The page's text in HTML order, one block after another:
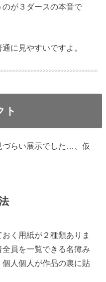
が３ダースの本音で
に見やすいですよ。
ト
づらい展示でした…、仮
く用紙が２種類ありま
員を一覧できる名簿み
人個人が作品の裏に貼